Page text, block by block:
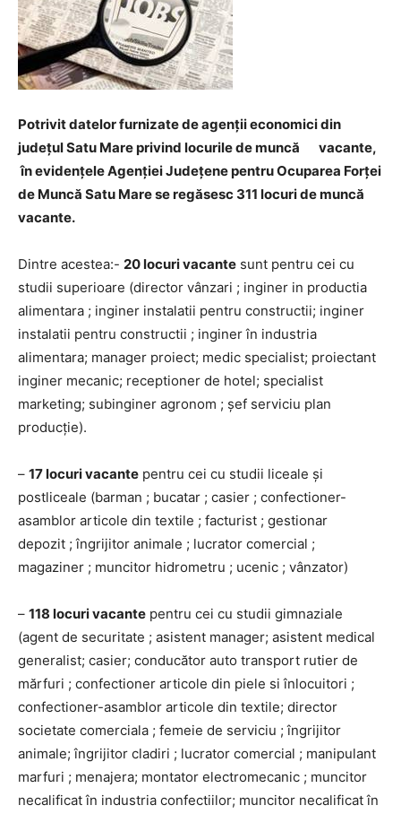
Potrivit datelor furnizate de agenții economici din
județul Satu Mare privind locurile de muncă vacante,
în evidențele Agenției Județene pentru Ocuparea Forței
de Muncă Satu Mare se regăsesc 311 locuri de muncă
vacante.
Dintre acestea:- 20 locuri vacante sunt pentru cei cu
studii superioare (director vânzari ; inginer in productia
alimentara ; inginer instalatii pentru constructii; inginer
instalatii pentru constructii ; inginer în industria
alimentara; manager proiect; medic specialist; proiectant
inginer mecanic; receptioner de hotel; specialist
marketing; subinginer agronom ; șef serviciu plan
producție).
– 17 locuri vacante pentru cei cu studii liceale și
postliceale (barman ; bucatar ; casier ; confectioner-
asamblor articole din textile ; facturist ; gestionar
depozit ; îngrijitor animale ; lucrator comercial ;
magaziner ; muncitor hidrometru ; ucenic ; vânzator)
– 118 locuri vacante pentru cei cu studii gimnaziale
(agent de securitate ; asistent manager; asistent medical
generalist; casier; conducător auto transport rutier de
mărfuri ; confectioner articole din piele si înlocuitori ;
confectioner-asamblor articole din textile; director
societate comerciala ; femeie de serviciu ; îngrijitor
animale; îngrijitor cladiri ; lucrator comercial ; manipulant
marfuri ; menajera; montator electromecanic ; muncitor
necalificat în industria confectiilor; muncitor necalificat în